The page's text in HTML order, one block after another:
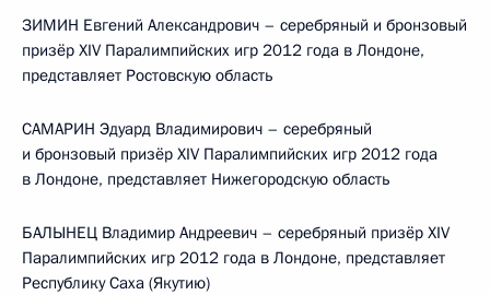
ЗИМИН Евгений Александрович – серебряный и бронзовый
призёр XIV Паралимпийских игр 2012 года в Лондоне,
представляет Ростовскую область
САМАРИН Эдуард Владимирович – серебряный
и бронзовый призёр XIV Паралимпийских игр 2012 года
в Лондоне, представляет Нижегородскую область
БАЛЫНЕЦ Владимир Андреевич – серебряный призёр XIV
Паралимпийских игр 2012 года в Лондоне, представляет
Республику Саха (Якутию)